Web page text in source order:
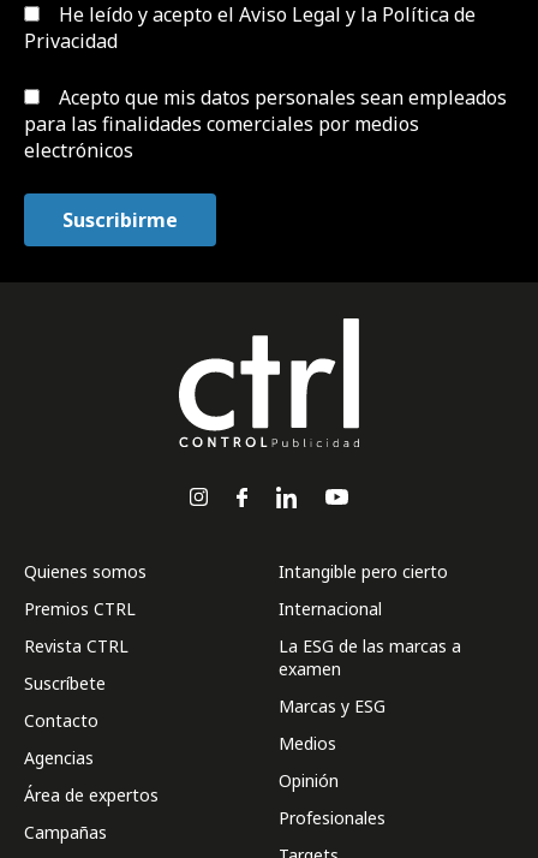
He leído y acepto el Aviso Legal y la Política de
Privacidad
Acepto que mis datos personales sean empleados
para las finalidades comerciales por medios
electrónicos
Quienes somos
Premios CTRL
Revista CTRL
Suscríbete
Contacto
Agencias
Área de expertos
Campañas
Intangible pero cierto
Internacional
La ESG de las marcas a
examen
Marcas y ESG
Medios
Opinión
Profesionales